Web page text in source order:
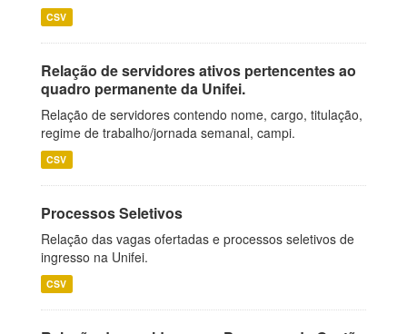
CSV
Relação de servidores ativos pertencentes ao
quadro permanente da Unifei.
Relação de servidores contendo nome, cargo, titulação,
regime de trabalho/jornada semanal, campi.
CSV
Processos Seletivos
Relação das vagas ofertadas e processos seletivos de
ingresso na Unifei.
CSV